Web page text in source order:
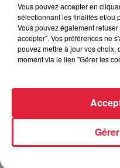
Vous pouvez accepter en
sélectionnant les finalités et/ou
Vous pouvez également
accepter". Vos préférences ne
pouvez mettre à jour vos choix,
moment via le lien "Gérer les